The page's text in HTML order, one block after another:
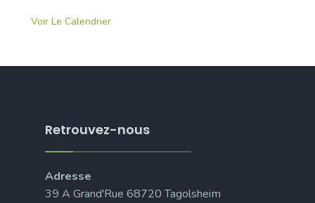
Voir Le Calendrier
Retrouvez-nous
Adresse
39 A Grand'Rue 68720 Tagolsheim